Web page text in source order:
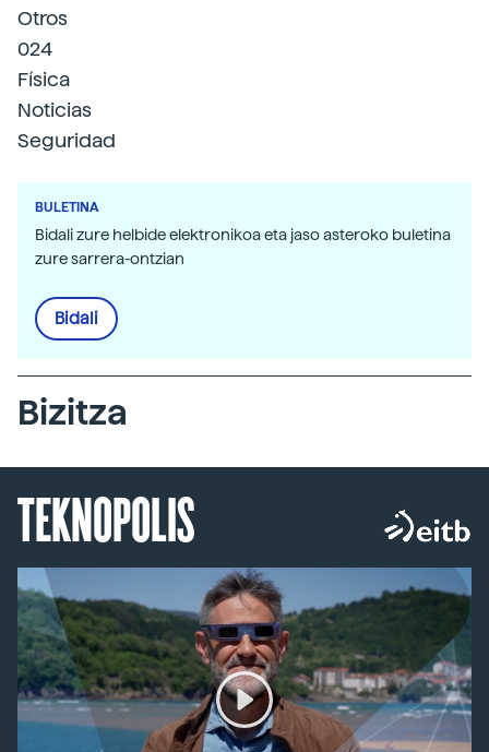
Otros
024
Física
Noticias
Seguridad
BULETINA
Bidali zure helbide elektronikoa eta jaso asteroko buletina
zure sarrera-ontzian
Bidali
Bizitza
TEKNOPOLIS